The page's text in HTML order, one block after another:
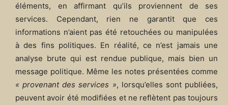
éléments, en affirmant qu’ils proviennent de ses
services. Cependant, rien ne garantit que ces
informations n’aient pas été retouchées ou manipulées
à des fins politiques. En réalité, ce n’est jamais une
analyse brute qui est rendue publique, mais bien un
message politique. Même les notes présentées comme
« provenant des services », lorsqu’elles sont publiées,
peuvent avoir été modifiées et ne reflètent pas toujours